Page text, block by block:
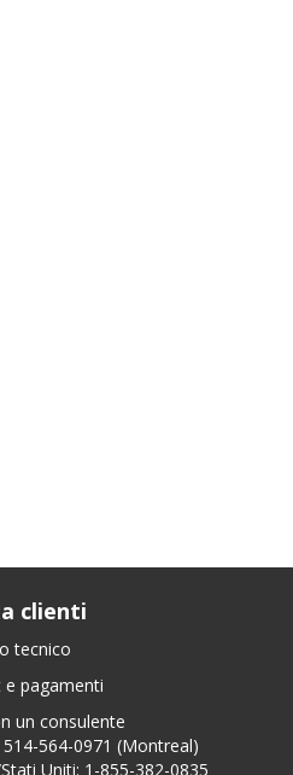
clienti
tecnico
e pagamenti
un consulente
514-564-0971 (Montreal)
Uniti: 1-855-382-0835